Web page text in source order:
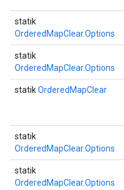
statik
OrderedMapClear.Options
statik
OrderedMapClear.Options
statikOrderedMapClear
statik
OrderedMapClear.Options
statik
OrderedMapClear.Options